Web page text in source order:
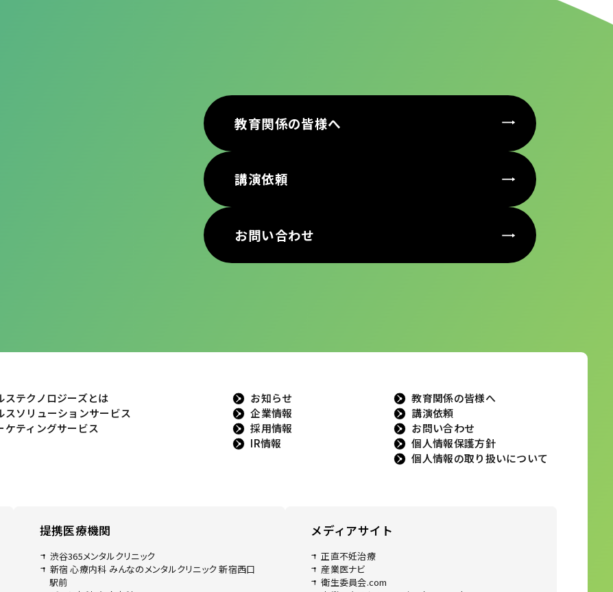
教育関係の皆様へ
講演依頼
お問い合わせ
ステクノロジーズとは
スソリューションサービス
ケティングサービス
お知らせ
企業情報
採用情報
IR情報
教育関係の皆様へ
講演依頼
お問い合わせ
個人情報保護方針
個人情報の取り扱いについて
提携医療機関
渋谷365メンタルクリニック
新宿 心療内科 みんなのメンタルクリニック 新宿西口
駅前
メディアサイト
正直不妊治療
産業医ナビ
衛生委員会.com